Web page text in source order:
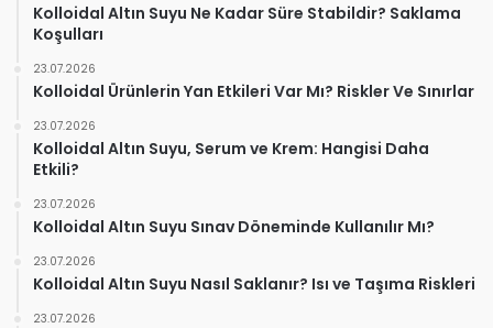
Kolloidal Altın Suyu Ne Kadar Süre Stabildir? Saklama
Koşulları
23.07.2026
Kolloidal Ürünlerin Yan Etkileri Var Mı? Riskler Ve Sınırlar
23.07.2026
Kolloidal Altın Suyu, Serum ve Krem: Hangisi Daha
Etkili?
23.07.2026
Kolloidal Altın Suyu Sınav Döneminde Kullanılır Mı?
23.07.2026
Kolloidal Altın Suyu Nasıl Saklanır? Isı ve Taşıma Riskleri
23.07.2026